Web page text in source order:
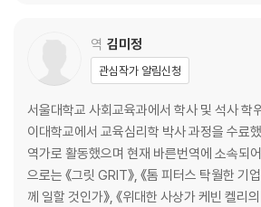
음식이 운명을 바꾼다
원칙1. 음식은 세포와 마이크로바이옴의 구조와
원칙3. 음식은 세포와 소통하는 방식이다
원칙4. 음식에 대한 갈망은 혼란스러운 메시지
원칙5. 채식이든 육식이든 가공하지 않은 식품에
원칙6. 음식에서 경외감을 느끼는 마음챙김 식
역 김미정
관심작가 알림신청
서울대학교 사회교육과에서 학사 및 석사 학
이대학교에서 교육심리학 박사 과정을 수료
역가로 활동했으며 현재 바른번역에 소속되
으로는 《그릿 GRIT》, 《톰 피터스 탁월한 기
께 일할 것인가》, 《위대한 사상가 케빈 켈리